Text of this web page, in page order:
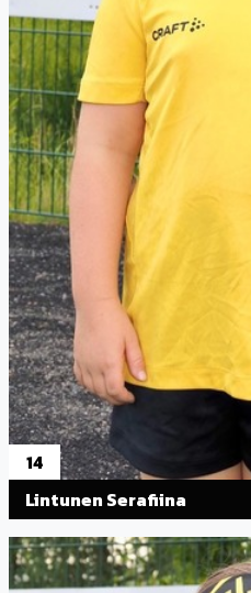
14
Lintunen Serafiina